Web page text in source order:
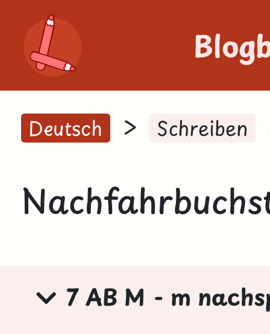
Deutsch > Schreiben
7 AB M - m